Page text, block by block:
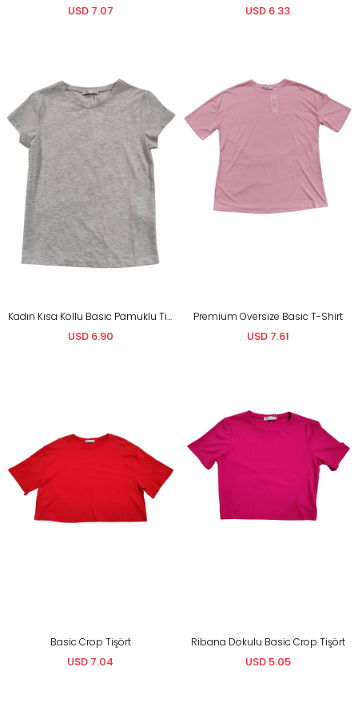
USD 7.07 USD 6.33
Kadın Kısa Kollu Basic Pamuklu Tişört
USD 6.90
Premium Oversize Basic T-Shirt
USD 7.61
Basic Crop Tişört
USD 7.04
Ribana Dokulu Basic Crop Tişört
USD 5.05